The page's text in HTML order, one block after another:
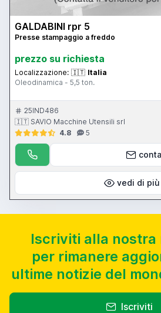
GALDABINI rpr 5
Presse stampaggio a freddo
prezzo su richiesta
Localizzazione: 🇮🇹 Italia
Oleodinamica - 5,5 ton.
25IND486
🇮🇹 SAVIO Macchine Utensili srl
4.8
5
vedi di più
Iscriviti alla
per rimanere
ultime notizie del
Iscriviti